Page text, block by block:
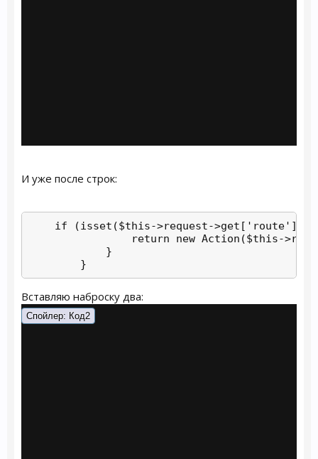
И уже после строк:
if (isset($this->request->get['route']))
return new Action($this-
            }
        }
Вставляю наброску два:
Спойлер: Код2